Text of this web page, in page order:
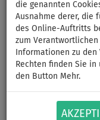
die genannten
Ausnahme derer, die
des Online-Auftritts
zum
Informationen zu
Rechten finden Sie in
den Button Mehr.
Previous